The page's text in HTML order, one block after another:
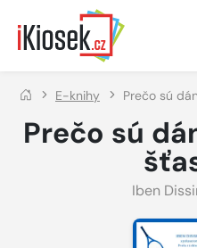
Přejít na hlavní obsah
E-knihy Prečo sú
Prečo sú
Iben